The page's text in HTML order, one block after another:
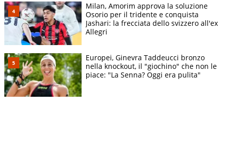
Milan, Amorim approva la soluzione
Osorio per il tridente e conquista
Jashari: la frecciata dello svizzero all'ex
Allegri
Europei, Ginevra Taddeucci bronzo
nella knockout, il "giochino" che non le
piace: "La Senna? Oggi era pulita"